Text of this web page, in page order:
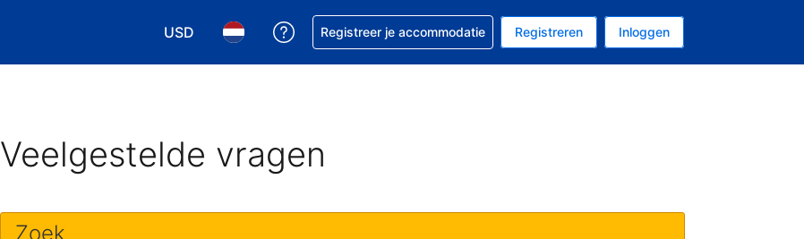
USD
Kies je valuta. Je huidige valuta is Amerikaanse dollar
Kies je taal. Je huidige taal is Nederlands
Krijg hulp bij je reservering
Registreer je accommodatie Registreren Inloggen
Veelgestelde vragen
Zoek